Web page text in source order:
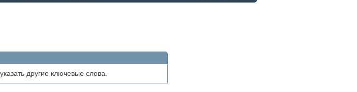
другие ключевые слова.